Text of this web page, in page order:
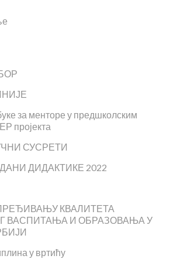
за менторе у предшколским
пројекта
СУСРЕТИ
ДИДАКТИКЕ 2022
КВАЛИТЕТА
ВАСПИТАЊА И ОБРАЗОВАЊА У
у вртићу